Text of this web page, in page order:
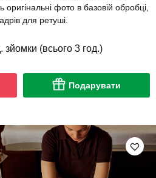
фото в базовій обробці,
для ретуші.
зйомки (всього 3 год.)
Подарувати